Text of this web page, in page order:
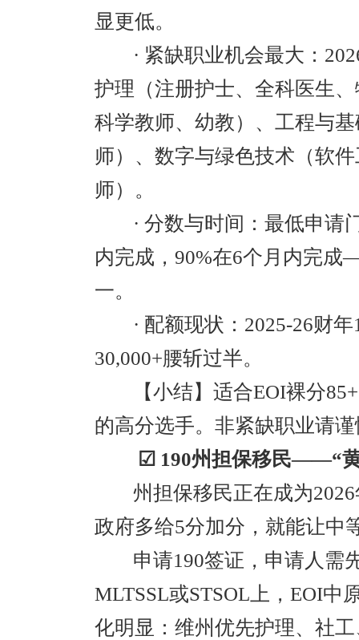
显更低。
· 紧缺职业机会最大：
护理（注册护士、全科医生
科学教师、幼教）、工程与
师）、数字与绿色技术（软
师）。
· 分数与时间：最低申请
内完成，90%在6个月内完
一。
· 配额现状：2025-26财
30,000+腰斩过半。
【小结】适合EOI裸分
的高分选手。非紧缺职业请
☑ 190州担保移民——“
州担保移民正在成为
政府多给5分加分，就能让中
申请190签证，申请人需
MLTSSL或STSOL上，EOI中
化明显：维州优先护理、社